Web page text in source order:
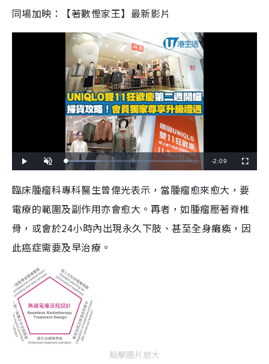
同場加映：【著數慳家王】最新影片
l
n
t
e
L
o
e
d
2
5
1
2
%
R
a
i
-2:09
u
s
c
e
e
臨床腫瘤科專科醫生曾偉光表示，當腫瘤愈來愈大，要
電療的範圍及副作用亦會愈大。再者，如腫瘤壓著脊椎
骨，或會於24小時內出現永久下肢、甚至全身癱瘓，因
此癌症需要及早治療。
點擊圖片放大